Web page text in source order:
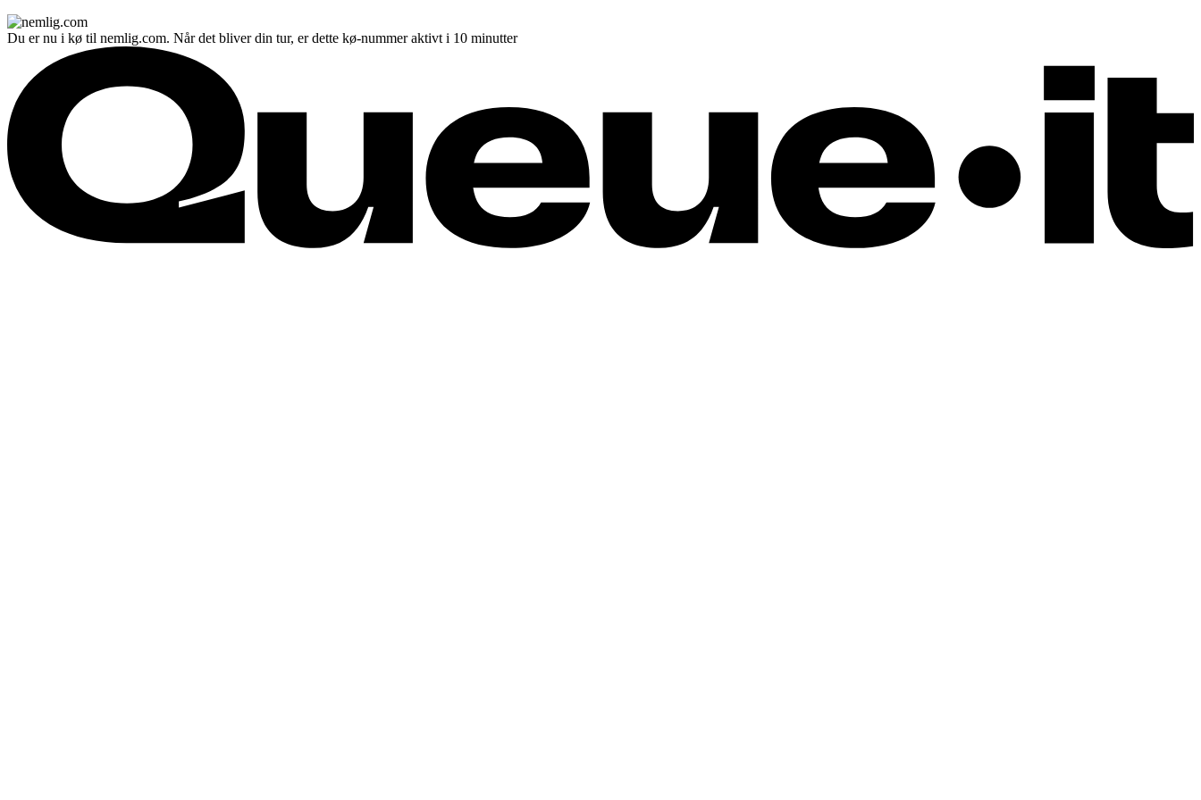
Du er nu i kø til nemlig.com. Når det bliver din tur, er dette kø-nummer aktivt i 10 minutter